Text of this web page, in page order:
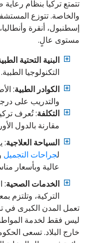
تتمتع تركيا بنظام
والخاصة. تتوزع
إسطنبول، أنقرة
مستوى عالٍ.
البنية التحتية
التكنولوجيا الطبية.
الكوادر الطبية:
والتدريب على
التكلفة: تُعرف
مقارنة بالدول
السياحة العلاجية:
لجراحات التجميل
عالية وبأسعار
الخدمات الصحية:
التركية، وتلتزم
تعمل المدن الكبرى في
ليس فقط لخدمة
خارج البلاد. تسعى